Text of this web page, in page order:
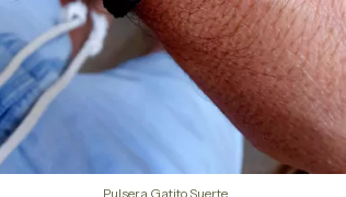
Pulsera Gatito Suerte